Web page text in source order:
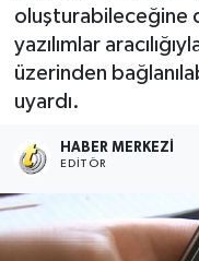
oluşturabileceğine
yazılımlar
üzerinden
uyardı.
HABER MERKEZI
EDITÖR